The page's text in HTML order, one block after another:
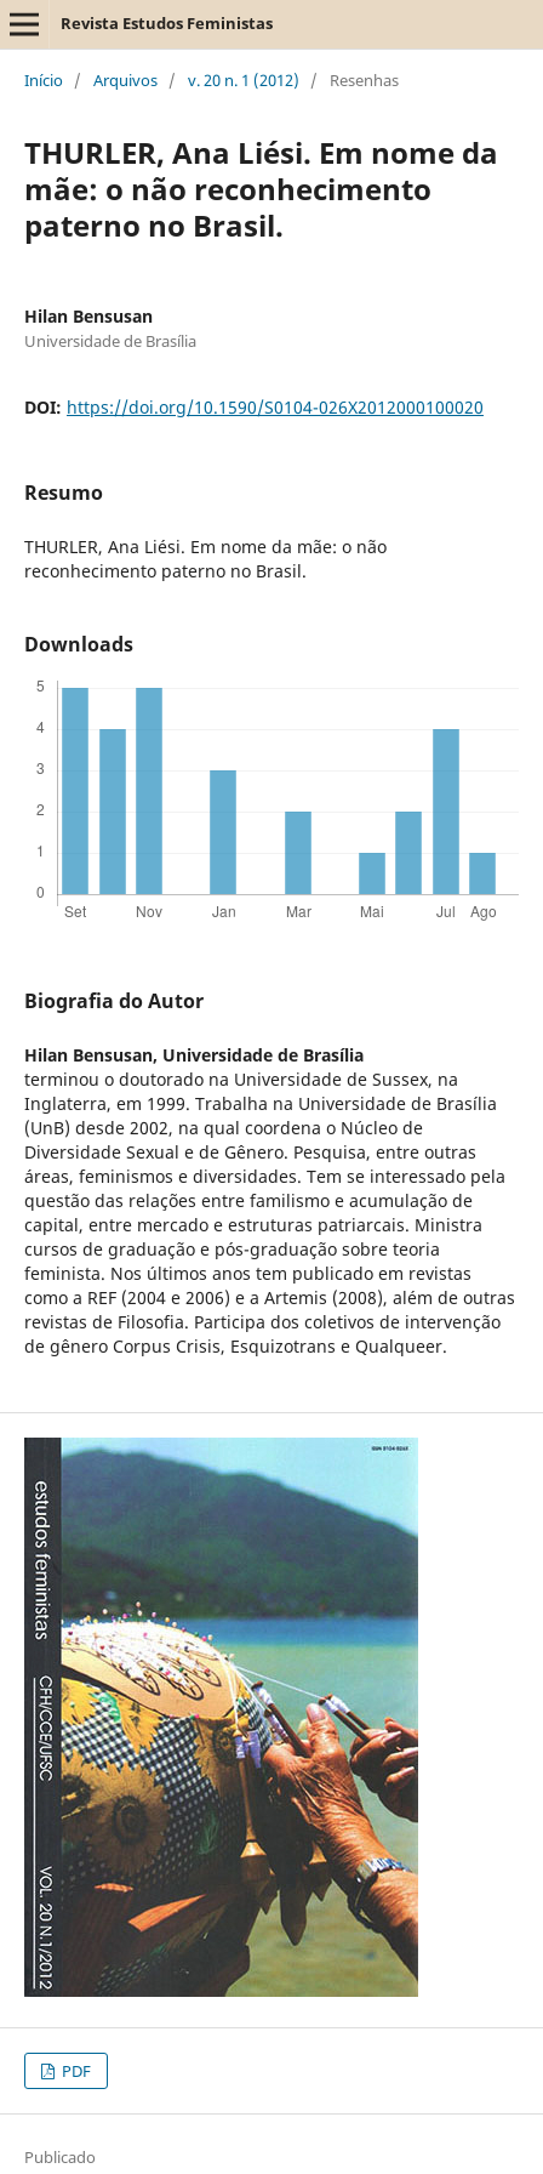
Revista Estudos Feministas
Início / Arquivos / v. 20 n. 1 (2012) / Resenhas
THURLER, Ana Liési. Em nome da
mãe: o não reconhecimento
paterno no Brasil.
Hilan Bensusan
Universidade de Brasília
DOI: https://doi.org/10.1590/S0104-026X2012000100020
Resumo
THURLER, Ana Liési. Em nome da mãe: o não
reconhecimento paterno no Brasil.
Downloads
Biografia do Autor
Hilan Bensusan, Universidade de Brasília
terminou o doutorado na Universidade de Sussex, na
Inglaterra, em 1999. Trabalha na Universidade de Brasília
(UnB) desde 2002, na qual coordena o Núcleo de
Diversidade Sexual e de Gênero. Pesquisa, entre outras
áreas, feminismos e diversidades. Tem se interessado pela
questão das relações entre familismo e acumulação de
capital, entre mercado e estruturas patriarcais. Ministra
cursos de graduação e pós-graduação sobre teoria
feminista. Nos últimos anos tem publicado em revistas
como a REF (2004 e 2006) e a Artemis (2008), além de outras
revistas de Filosofia. Participa dos coletivos de intervenção
de gênero Corpus Crisis, Esquizotrans e Qualqueer.
PDF
Publicado